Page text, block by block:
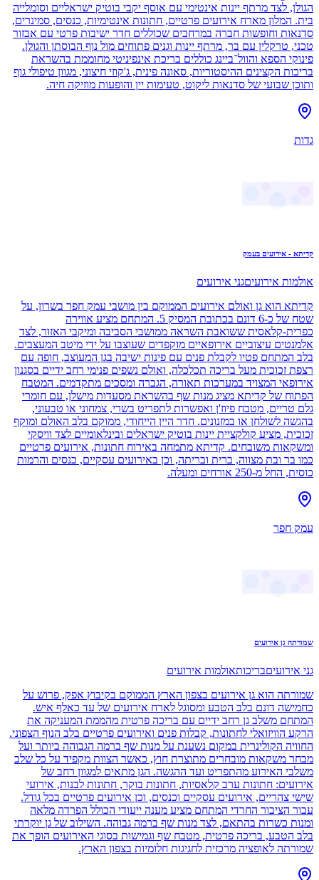
הגולן, לצד מרתף יינות אינטימי עם אוסף יקבי בוטיק ישראליים וסומלייה
בית. המלון מארח אירועים פרטיים, חתונות אינטימיות, כנסים, סמינרים,
סדנאות וחופשות חברה במרחבים שכוללים חדר ישיבות פרטי עם אבזור
טכני, טרקלין עם בר, מרתף יינות וגנים פתוחים מול נוף הבוסתן והגולן.
פינוקי הספא והוול־ביינג כוללים בריכת אינפיניטי מחוממת בהשראת
בריכות הקצינים ההיסטוריות, סאונה פינית, ג'קוזי חיצוני, מגוון טיפולי גוף
ותוכן שבועי של סדנאות ליקוט, טעימות יין והופעות מוזיקה חיה.
גדות
קדיתא - אירועים בעמק
אולמות אירועיםגני אירועים
קדיתא הוא גן ואולם אירועים הממוקם בין מושבי עמק חפר בשרון, על
שטח של כ-6 דונם בכתובת המסיק 5. המתחם מציע אווירה
כפרית-קלאסית ששואבת השראה ממושבי הסביבה ומיקבי האזור, לצד
אלמנטים עיצוביים אירופאיים מוקפדים שעוצבו על ידי מיטב המעצבים.
בלב המתחם פטיו לקבלת פנים עם פינות ישיבה בגן המעוצב, חופה עם
רצפת זכוכית מעל בריכה תכלכלה, ואולם נשפים פנימי רחב ידיים בסגנון
אירופאי המצויד במערכות תאורה, הגברה ומסכים מתקדמים. המטבח
הפתוח של קדיתא מציג מנות שף בהשראת מסעדות מישלן, עם חומרי
גלם טריים, מטבח פיוז'ן ואפשרות לתפריט בשרי, צמחוני או טבעוני,
בהגשה לשולחן או במזנונים. חדר היין הייחודי, ממוקם בלב האולם ומוקף
זכוכית, מציע קולקציית יינות בוטיק ישראלים ובינלאומיים לצד וויסקי
ומשקאות משובחים. קדיתא מתמחה באירוח חתונות, אירועים פרטיים
כמו בר ובת מצווה, ברית ובריתה, וכן באירועים עסקיים, כנסים והרמות
כוסית, החל מ-250 אורחים ומעלה.
עמק חפר
שמורתה גן אירועים
גני אירועיםבריכותאולמות אירועים
שמורתה הוא גן אירועים בצפון הארץ הממוקם בקיבוץ אפק, פרוש על
כחמישה דונם בלב הטבע ומסוגל לארח אירועים של עד כאלף איש.
המתחם משלב גן רחב ידיים עם בריכה פרטית מהממת המעניקה את
הרקע הוויזואלי לחתונות, קבלות פנים ואירועים פרטיים בלב הנוף הצפוני.
החוויה הקולינרית במקום נשענת על מנות שף ברמה הגבוהה ביותר ועל
מבחר משקאות מובחרים מתוצרת חוץ, כאשר הצוות מקפיד על כל שלב
משלבי האירוע מהתפריט ועד ההגשה. הגן מתאים למגוון רחב של
אירועים: חתונות ערב קלאסיות, חתונות בוקר, חתונות לבנות, אירועי
שישי צהריים, אירועים עסקיים וכנסים, וכן אירועים פרטיים בכל גודל.
עבור הציבור החרדי המתחם מציע מענה ייעודי הכולל הפרדה מלאה
ומנות כשרות בהתאם, לצד מנות שף ברמה גבוהה. השילוב של גן יוקרתי
בלב הטבע, בריכה פרטית, מטבח שף וגמישות בסוגי האירועים הופך את
שמורתה לאופציה מרכזית לחגיגות חלומיות בצפון הארץ.